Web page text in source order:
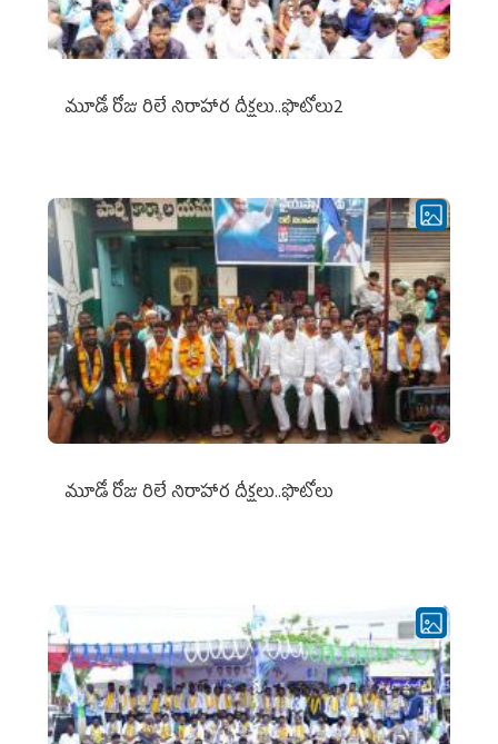
మూడో రోజు రిలే నిరాహార దీక్షలు..ఫొటోలు2
మూడో రోజు రిలే నిరాహార దీక్షలు..ఫొటోలు